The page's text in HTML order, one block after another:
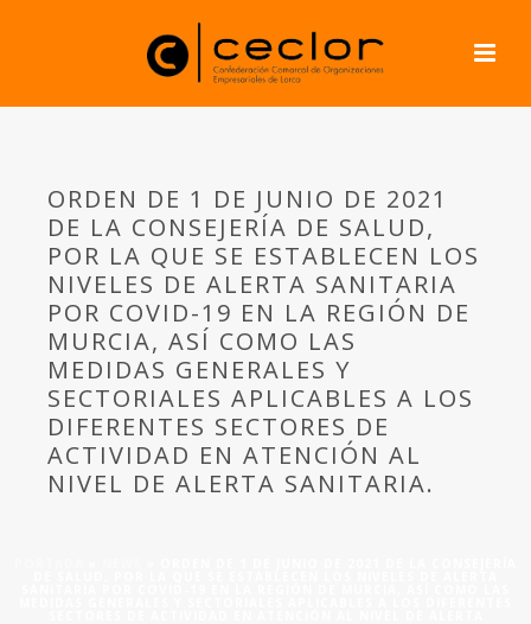
ORDEN DE 1 DE JUNIO DE 2021
DE LA CONSEJERÍA DE SALUD,
POR LA QUE SE ESTABLECEN LOS
NIVELES DE ALERTA SANITARIA
POR COVID-19 EN LA REGIÓN DE
MURCIA, ASÍ COMO LAS
MEDIDAS GENERALES Y
SECTORIALES APLICABLES A LOS
DIFERENTES SECTORES DE
ACTIVIDAD EN ATENCIÓN AL
NIVEL DE ALERTA SANITARIA.